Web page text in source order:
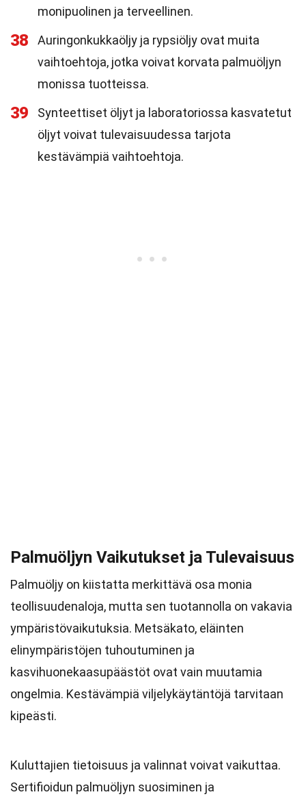
monipuolinen ja terveellinen.
38
Auringonkukkaöljy ja rypsiöljy ovat muita
vaihtoehtoja, jotka voivat korvata palmuöljyn
monissa tuotteissa.
39
Synteettiset öljyt ja laboratoriossa kasvatetut
öljyt voivat tulevaisuudessa tarjota
kestävämpiä vaihtoehtoja.
Palmuöljyn Vaikutukset ja Tulevaisuus
Palmuöljy on kiistatta merkittävä osa monia
teollisuudenaloja, mutta sen tuotannolla on vakavia
ympäristövaikutuksia. Metsäkato, eläinten
elinympäristöjen tuhoutuminen ja
kasvihuonekaasupäästöt ovat vain muutamia
ongelmia. Kestävämpiä viljelykäytäntöjä tarvitaan
kipeästi.
Kuluttajien tietoisuus ja valinnat voivat vaikuttaa.
Sertifioidun palmuöljyn suosiminen ja